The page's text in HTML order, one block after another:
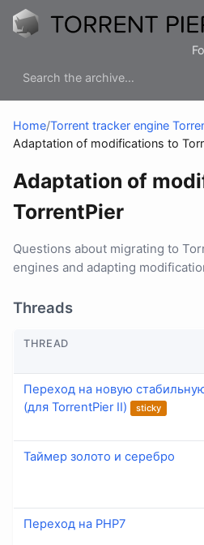
Home/Torrent tracker engine
Adaptation of modifications to
Adaptation of
TorrentPier
Questions about migrating to
engines and adapting
Threads
THREAD
Переход на новую
(для TorrentPier II)
sticky
Таймер золото и серебро
Переход на PHP7